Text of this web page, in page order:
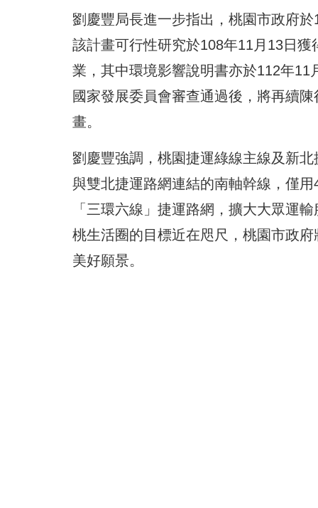
劉慶豐局長進一步指出，桃園市政府
該計畫可行性研究於108年11月13日
業，其中環境影響說明書亦於112年
國家發展委員會審查通過後，將再續
畫。
劉慶豐強調，桃園捷運綠線主線及新
與雙北捷運路網連結的南軸幹線，僅
「三環六線」捷運路網，擴大大眾運
桃生活圈的目標近在咫尺，桃園市政
美好願景。